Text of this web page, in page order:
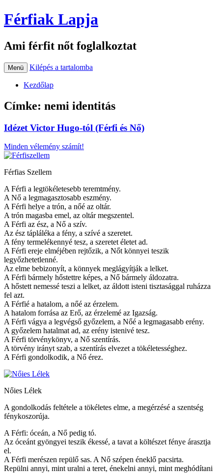
Férfiak Lapja
Ami férfit nőt foglalkoztat
Menü Kilépés a tartalomba
Kezdőlap
Címke: nemi identitás
Idézet Victor Hugo-tól (Férfi és Nő)
Minden vélemény számít!
Férfias Szellem
A Férfi a legtökéletesebb teremtmény.
A Nő a legmagasztosabb eszmény.
A Férfi helye a trón, a nőé az oltár.
A trón magasba emel, az oltár megszentel.
A Férfi az ész, a Nő a szív.
Az ész tápláléka a fény, a szívé a szeretet.
A fény termelékennyé tesz, a szeretet életet ad.
A Férfi ereje elméjében rejtőzik, a Nőt könnyei teszik
legyőzhetetlenné.
Az elme bebizonyít, a könnyek meglágyítják a lelket.
A Férfi bármely hőstettre képes, a Nő bármely áldozatra.
A hőstett nemessé teszi a lelket, az áldott isteni tisztasággal ruházza
fel azt.
A Férfié a hatalom, a nőé az érzelem.
A hatalom forrása az Erő, az érzelemé az Igazság.
A Férfi vágya a legvégső győzelem, a Nőé a legmagasabb erény.
A győzelem hatalmat ad, az erény istenivé tesz.
A Férfi törvénykönyv, a Nő szentírás.
A törvény irányt szab, a szentírás elvezet a tökéletességhez.
A Férfi gondolkodik, a Nő érez.
Nőies Lélek
A gondolkodás feltétele a tökéletes elme, a megérzésé a szentség
fénykoszorúja.
A Férfi: óceán, a Nő pedig tó.
Az óceánt gyöngyei teszik ékessé, a tavat a költészet fénye árasztja
el.
A Férfi merészen repülő sas. A Nő szépen éneklő pacsirta.
Repülni annyi, mint uralni a teret, énekelni annyi, mint meghódítani